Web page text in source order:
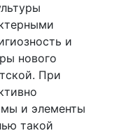
и
нового
При
и элементы
такой